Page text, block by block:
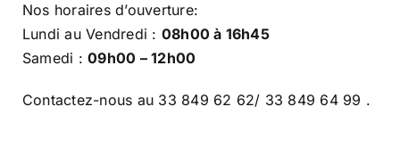
Nos horaires d’ouverture:
Lundi au Vendredi : 08h00 à 16h45
Samedi :09h00 – 12h00
Contactez-nous au 33 849 62 62/ 33 849 64 99 .